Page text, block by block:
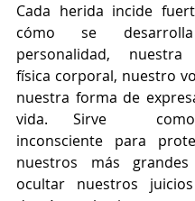
Cada herida incide
cómo se
personalidad, nuestra
física corporal, nuestro
nuestra forma de
vida. Sirve
inconsciente para
nuestros más
ocultar nuestros